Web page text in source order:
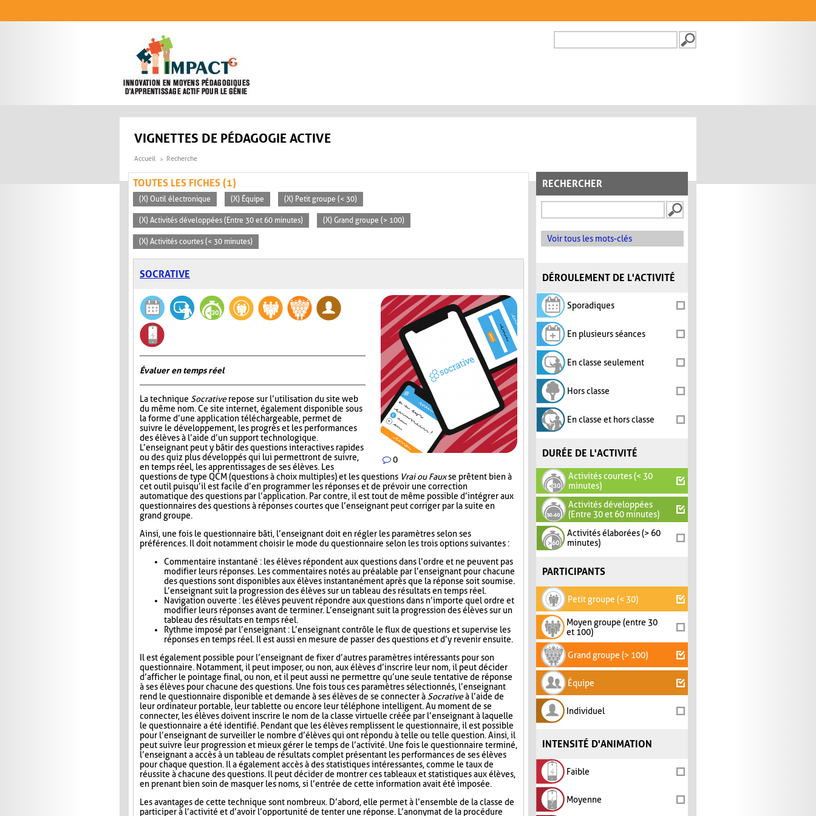
FORMULAIRE DE
VIGNETTES DE PÉDAGOGIE ACTIVE
Accueil Recherche
RECHERCHER
Voir tous les mots-clés
DÉROULEMENT DE L'ACTIVITÉ
Sporadiques
En plusieurs séances
En classe seulement
Hors classe
En classe et hors classe
DURÉE DE L'ACTIVITÉ
Activités courtes (< 30
minutes)
Activités développées
(Entre 30 et 60 minutes)
Activités élaborées (> 60
minutes)
PARTICIPANTS
Petit groupe (< 30)
Moyen groupe (entre 30
et 100)
Grand groupe (> 100)
Équipe
Individuel
INTENSITÉ D'ANIMATION
Faible
Moyenne
TOUTES LES FICHES (1)
(X) Outil électronique (X) Équipe (X) Petit groupe (< 30)
(X) Activités développées (Entre 30 et 60 minutes) (X) Grand groupe (> 100)
(X) Activités courtes (< 30 minutes)
SOCRATIVE
0
Évaluer en temps réel
La technique Socrativerepose sur l’utilisation du site web
du même nom. Ce site internet, également disponible sous
la forme d’une application téléchargeable, permet de
suivre le développement, les progrès et les performances
des élèves à l’aide d’un support technologique.
L’enseignant peut y bâtir des questions interactives rapides
ou des quiz plus développés qui lui permettront de suivre,
en temps réel, les apprentissages de ses élèves. Les
questions de type QCM (questions à choix multiples) et les questions Vrai ou Fauxse prêtent bien à
cet outil puisqu’il est facile d’en programmer les réponses et de prévoir une correction
automatique des questions par l’application. Par contre, il est tout de même possible d’intégrer aux
questionnaires des questions à réponses courtes que l’enseignant peut corriger par la suite en
grand groupe.
Ainsi, une fois le questionnaire bâti, l’enseignant doit en régler les paramètres selon ses
préférences. Il doit notamment choisir le mode du questionnaire selon les trois options suivantes :
Commentaire instantané : les élèves répondent aux questions dans l’ordre et ne peuvent pas
modifier leurs réponses. Les commentaires notés au préalable par l’enseignant pour chacune
des questions sont disponibles aux élèves instantanément après que la réponse soit soumise.
L’enseignant suit la progression des élèves sur un tableau des résultats en temps réel.
Navigation ouverte : les élèves peuvent répondre aux questions dans n’importe quel ordre et
modifier leurs réponses avant de terminer. L’enseignant suit la progression des élèves sur un
tableau des résultats en temps réel.
Rythme imposé par l’enseignant : L’enseignant contrôle le flux de questions et supervise les
réponses en temps réel. Il est aussi en mesure de passer des questions et d’y revenir ensuite.
Il est également possible pour l’enseignant de fixer d’autres paramètres intéressants pour son
questionnaire. Notamment, il peut imposer, ou non, aux élèves d’inscrire leur nom, il peut décider
d’afficher le pointage final, ou non, et il peut aussi ne permettre qu’une seule tentative de réponse
à ses élèves pour chacune des questions. Une fois tous ces paramètres sélectionnés, l’enseignant
rend le questionnaire disponible et demande à ses élèves de se connecter àSocrativeà l’aide de
leur ordinateur portable, leur tablette ou encore leur téléphone intelligent. Au moment de se
connecter, les élèves doivent inscrire le nom de la classe virtuelle créée par l’enseignant à laquelle
le questionnaire a été identifié. Pendant que les élèves remplissent le questionnaire, il est possible
pour l’enseignant de surveiller le nombre d’élèves qui ont répondu à telle ou telle question. Ainsi, il
peut suivre leur progression et mieux gérer le temps de l’activité. Une fois le questionnaire terminé,
l’enseignant a accès à un tableau de résultats complet présentant les performances de ses élèves
pour chaque question. Il a également accès à des statistiques intéressantes, comme le taux de
réussite à chacune des questions. Il peut décider de montrer ces tableaux et statistiques aux élèves,
en prenant bien soin de masquer les noms, si l’entrée de cette information avait été imposée.
Les avantages de cette technique sont nombreux. D’abord, elle permet à l’ensemble de la classe de
participer à l’activité et d’avoir l’opportunité de tenter une réponse. L’anonymat de la procédure